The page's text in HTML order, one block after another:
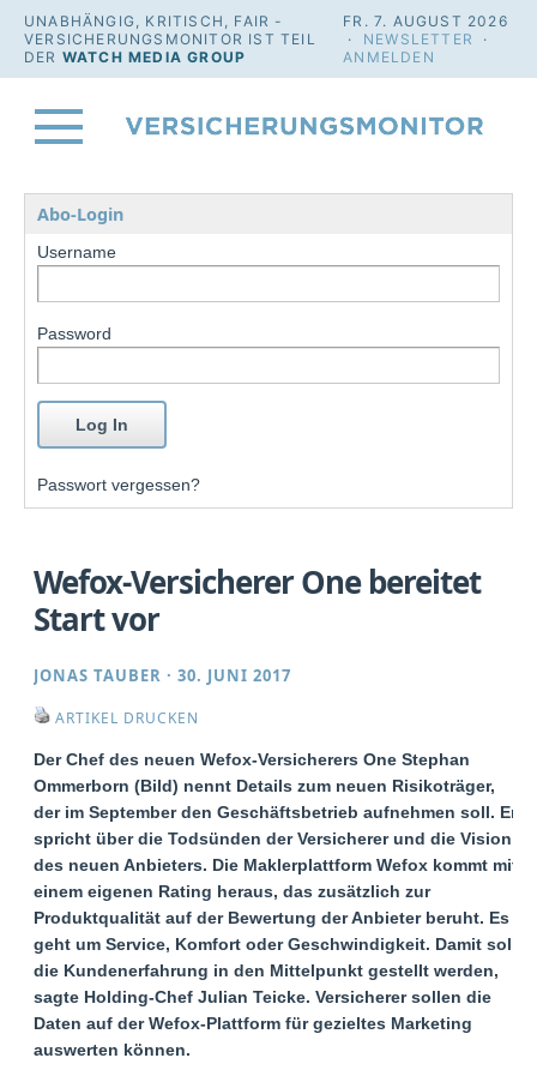
UNABHÄNGIG, KRITISCH, FAIR -
VERSICHERUNGSMONITOR IST TEIL
DER WATCH MEDIA GROUP
FR. 7. AUGUST 2026
· NEWSLETTER
·
ANMELDEN
Abo-Login
Username
Password
Passwort vergessen?
Wefox-Versicherer One bereitet
Start vor
JONAS TAUBER ·30. JUNI 2017
ARTIKEL DRUCKEN
Der Chef des neuen Wefox-Versicherers One Stephan
Ommerborn (Bild) nennt Details zum neuen Risikoträger,
der im September den Geschäftsbetrieb aufnehmen soll. Er
spricht über die Todsünden der Versicherer und die Vision
des neuen Anbieters. Die Maklerplattform Wefox kommt mit
einem eigenen Rating heraus, das zusätzlich zur
Produktqualität auf der Bewertung der Anbieter beruht. Es
geht um Service, Komfort oder Geschwindigkeit. Damit soll
die Kundenerfahrung in den Mittelpunkt gestellt werden,
sagte Holding-Chef Julian Teicke. Versicherer sollen die
Daten auf der Wefox-Plattform für gezieltes Marketing
auswerten können.